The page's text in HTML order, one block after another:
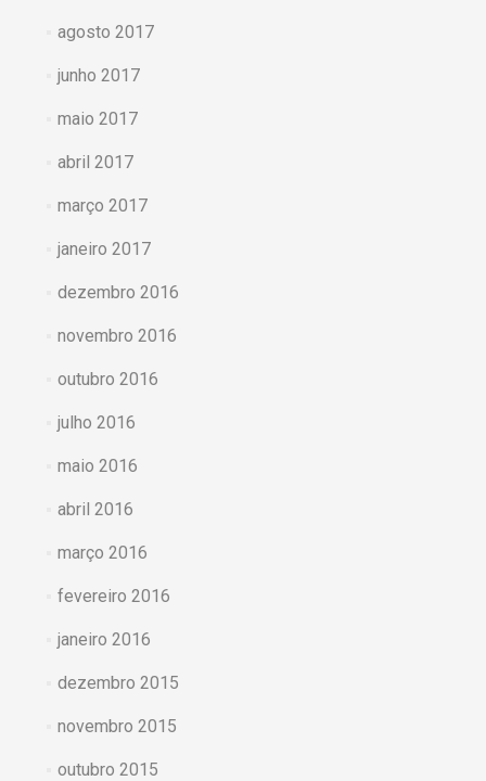
agosto 2017
junho 2017
maio 2017
abril 2017
março 2017
janeiro 2017
dezembro 2016
novembro 2016
outubro 2016
julho 2016
maio 2016
abril 2016
março 2016
fevereiro 2016
janeiro 2016
dezembro 2015
novembro 2015
outubro 2015